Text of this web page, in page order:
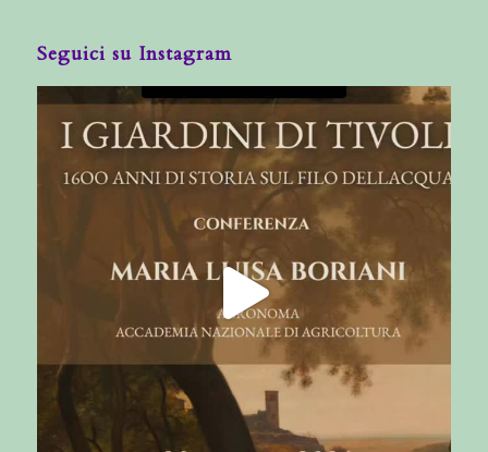
Seguici su Instagram